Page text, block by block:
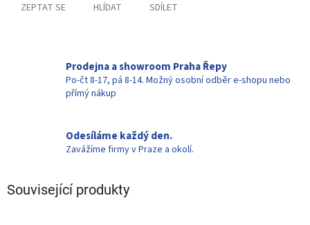
ZEPTAT SE HLÍDAT SDÍLET
Prodejna a showroom Praha Řepy
Po-čt 8-17, pá 8-14. Možný osobní odběr e-shopu nebo
přímý nákup
Odesíláme každý den.
Zavážíme firmy v Praze a okolí.
Související produkty